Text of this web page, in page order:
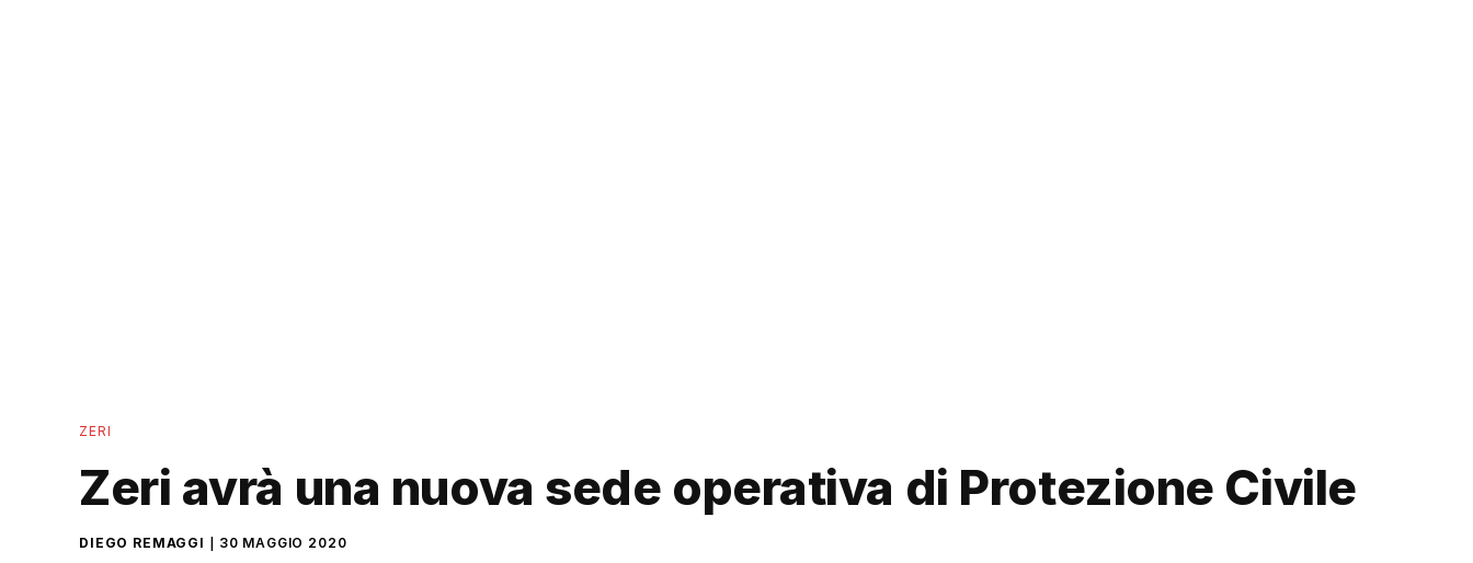
ZERI
Zeri avrà una nuova sede operativa di Protezione Civile
DIEGO REMAGGI 30 MAGGIO 2020